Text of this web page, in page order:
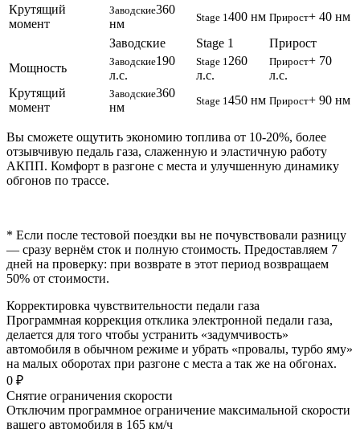
Крутящий
момент
Заводские360
нм
Stage 1 400 нм Прирост+ 40 нм
Заводские
Stage 1
Прирост
Мощность
Заводские190
л.с.
Stage 1 260
л.с.
Прирост+ 70
л.с.
Крутящий
момент
Заводские360
нм
Stage 1 450 нм Прирост+ 90 нм
Вы сможете ощутить экономию топлива от 10-20%, более
отзывчивую педаль газа, слаженную и эластичную работу
АКПП. Комфорт в разгоне с места и улучшенную динамику
обгонов по трассе.
* Если после тестовой поездки вы не почувствовали разницу
— сразу вернём сток и полную стоимость. Предоставляем 7
дней на проверку: при возврате в этот период возвращаем
50% от стоимости.
Корректировка чувствительности педали газа
Программная коррекция отклика электронной педали газа,
делается для того чтобы устранить «задумчивость»
автомобиля в обычном режиме и убрать «провалы, турбо яму»
на малых оборотах при разгоне с места а так же на обгонах.
0 ₽
Снятие ограничения скорости
Отключим программное ограничение максимальной скорости
вашего автомобиля в 165 км/ч